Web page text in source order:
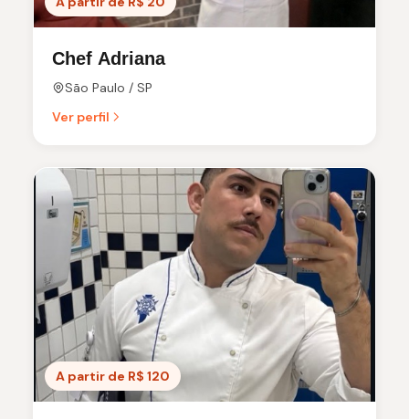
Chef Adriana
São Paulo / SP
Ver perfil
A partir de R$ 120